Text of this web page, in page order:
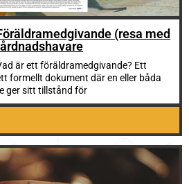
(resa med
är ett föräldramedgivande? Ett
formellt dokument där en eller båda
ger sitt tillstånd för